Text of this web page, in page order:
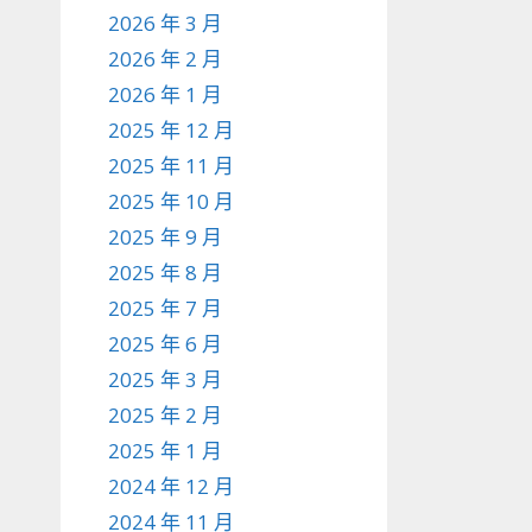
2026 年 3 月
2026 年 2 月
2026 年 1 月
2025 年 12 月
2025 年 11 月
2025 年 10 月
2025 年 9 月
2025 年 8 月
2025 年 7 月
2025 年 6 月
2025 年 3 月
2025 年 2 月
2025 年 1 月
2024 年 12 月
2024 年 11 月